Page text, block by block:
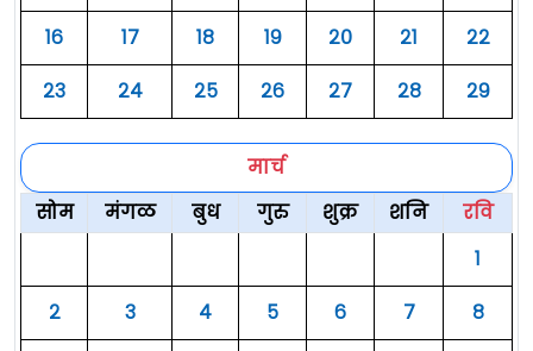
१६
१७ १८ १९ २० २१
२२
२३
२४ २५ २६ २७ २८ २९
मार्च
सोम
मंगळ बुध गुरु शुक्र शनि
रवि
१
२
३ ४ ५ ६ ७
८